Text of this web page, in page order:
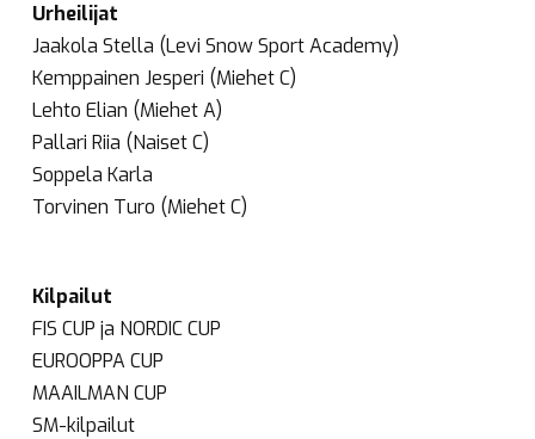
Urheilijat
Jaakola Stella (Levi Snow Sport Academy)
Kemppainen Jesperi (Miehet C)
Lehto Elian (Miehet A)
Pallari Riia (Naiset C)
Soppela Karla
Torvinen Turo (Miehet C)
Kilpailut
FIS CUP ja NORDIC CUP
EUROOPPA CUP
MAAILMAN CUP
SM-kilpailut